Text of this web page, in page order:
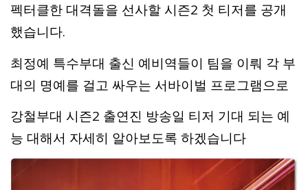
펙터클한 대격돌을 선사할 시즌2 첫 티저를 공개
했습니다.
최정예 특수부대 출신 예비역들이 팀을 이뤄 각 부
대의 명예를 걸고 싸우는 서바이벌 프로그램으로
강철부대 시즌2 출연진 방송일 티저 기대 되는 예
능 대해서 자세히 알아보도록 하겠습니다